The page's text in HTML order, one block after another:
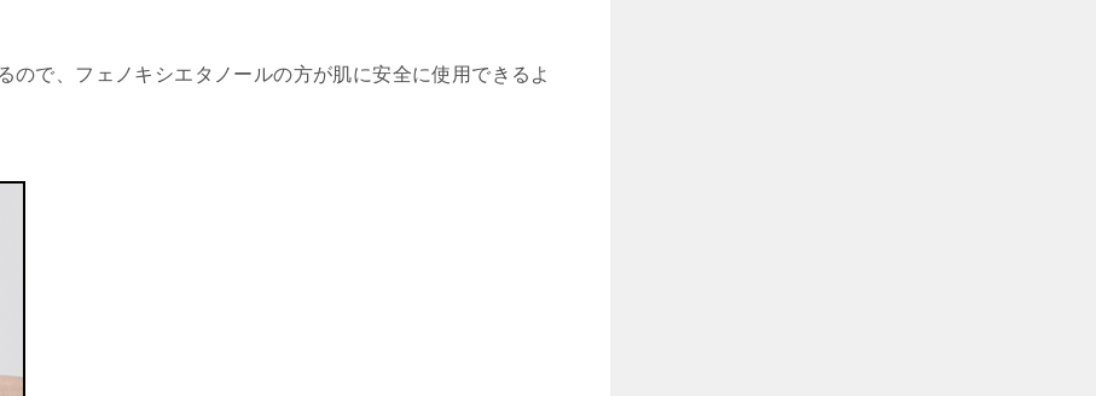
ので、フェノキシエタノールの方が肌に安全に使用できるよ